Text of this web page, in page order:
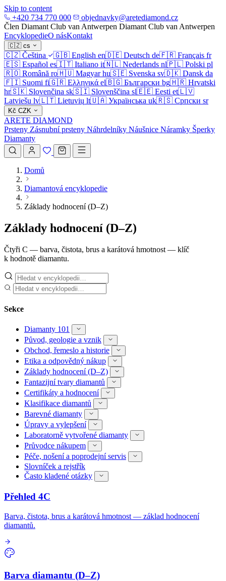
Skip to content
+420 734 770 000
objednavky@aretediamond.cz
Člen Diamant Club van Antwerpen Diamant Club van Antwerpen
EncyklopedieO násKontakt
🇨🇿 cs
🇨🇿 Čeština 🇬🇧 English en🇩🇪 Deutsch de🇫🇷 Français fr
🇪🇸 Español es🇮🇹 Italiano it🇳🇱 Nederlands nl🇵🇱 Polski pl
🇷🇴 Română ro🇭🇺 Magyar hu🇸🇪 Svenska sv🇩🇰 Dansk da
🇫🇮 Suomi fi🇬🇷 Ελληνικά el🇧🇬 Български bg🇭🇷 Hrvatski
hr🇸🇰 Slovenčina sk🇸🇮 Slovenščina sl🇪🇪 Eesti et🇱🇻
Latviešu lv🇱🇹 Lietuvių lt🇺🇦 Українська uk🇷🇸 Српски sr
Kč CZK
ARETE DIAMOND
Prsteny Zásnubní prsteny Náhrdelníky Náušnice Náramky Šperky
Diamanty
Domů
Diamantová encyklopedie
Základy hodnocení (D–Z)
Základy hodnocení (D–Z)
Čtyři C — barva, čistota, brus a karátová hmotnost — klíč
k hodnotě diamantu.
Sekce
Diamanty 101
Původ, geologie a vznik
Obchod, řemeslo a historie
Etika a odpovědný nákup
Základy hodnocení (D–Z)
Fantazijní tvary diamantů
Certifikáty a hodnocení
Klasifikace diamantů
Barevné diamanty
Úpravy a vylepšení
Laboratorně vytvořené diamanty
Průvodce nákupem
Péče, nošení a poprodejní servis
Slovníček a rejstřík
Často kladené otázky
Přehled 4C
Barva, čistota, brus a karátová hmotnost — základ hodnocení
diamantů.
Barva diamantu (D–Z)